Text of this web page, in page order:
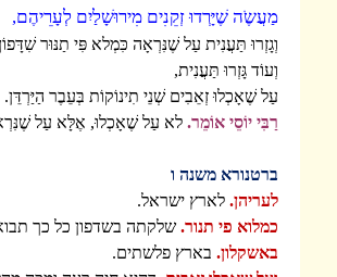
מַעֲשֶֹה שֶׁיָּרְדוּ זְקֵנִים מִירוּשָׁלַיִם לְעָרֵיהֶם,
וְגָזְרוּ תַּעֲנִית עַל שֶׁנִּרְאָה כִּמְלא פִּי תַנּוּר
וְעוֹד גָּזְרוּ תַּעֲנִית,
עַל שֶׁאָכְלוּ זְאֵבִים שְׁנֵי תִינוֹקוֹת בְּעֵבֶר הַיַּרְדֵּן.
רַבִּי יוֹסֵי אוֹמֵר. לא עַל שֶׁאָכְלוּ, אֶלָּא עַל
ברטנורא משנה ו
לעריהן. לארץ ישראל.
כמלוא פי תנור. שלקתה בשדפון כל כך
באשקלון. בארץ פלשתים.